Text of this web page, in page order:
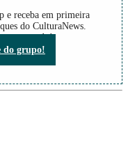
e receba em primeira
do CulturaNews.
do grupo!